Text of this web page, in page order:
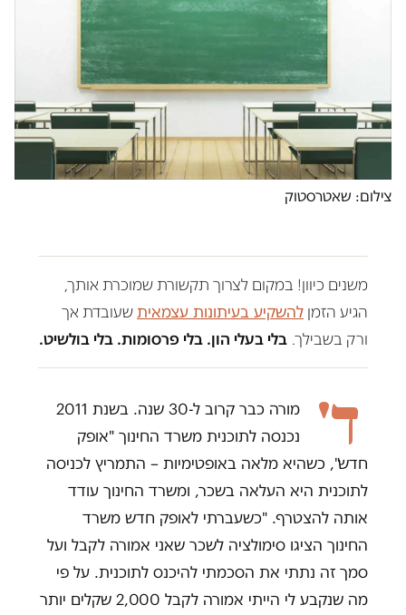
צילום: שאטרסטוק
משנים כיוון! במקום לצרוך תקשורת שמוכרת אותך,
הגיע הזמן להשקיע בעיתונות עצמאיתשעובדת אך
ורק בשבילך. בלי בעלי הון. בלי פרסומות. בלי בולשיט.
ד'
מורה כבר קרוב ל-30 שנה. בשנת 2011
נכנסה לתוכנית משרד החינוך "אופק
חדש", כשהיא מלאה באופטימיות – התמריץ לכניסה
לתוכנית היא העלאה בשכר, ומשרד החינוך עודד
אותה להצטרף. "כשעברתי לאופק חדש משרד
החינוך הציגו סימולציה לשכר שאני אמורה לקבל ועל
סמך זה נתתי את הסכמתי להיכנס לתוכנית. על פי
מה שנקבע לי הייתי אמורה לקבל 2,000 שקלים יותר